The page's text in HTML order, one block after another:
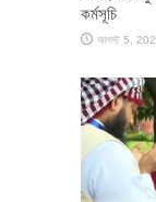
কর্মসূচি
আগস্ট 5,